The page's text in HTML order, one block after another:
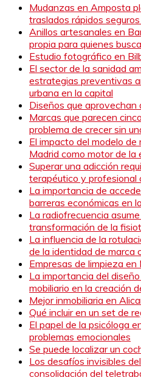
Mudanzas en Amposta
traslados rápidos
Anillos artesanales en
propia para quienes
Estudio fotográfico en
El sector de la sanidad
estrategias preventivas
urbana en la capital
Diseños que aprovechan
Marcas que parecen
problema de crecer sin
El impacto del modelo
Madrid como motor de la
Superar una adicción
terapéutico y profesional
La importancia de
barreras económicas en
La radiofrecuencia
transformación de la
La influencia de la
de la identidad de marca
Empresas de limpieza en
La importancia del
mobiliario en la creación
Mejor inmobiliaria en
Qué incluir en un set de
El papel de la psicóloga
problemas emocionales
Se puede localizar un
Los desafíos invisibles
consolidación del